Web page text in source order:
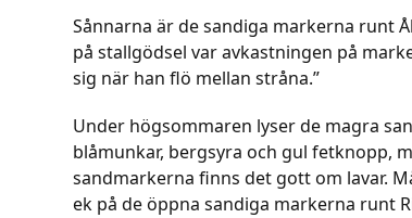
go
to
the
slide
Sånnarna är de sandiga markerna runt
på stallgödsel var avkastningen på
sig när han flö mellan stråna.”
Under högsommaren lyser de magra
blåmunkar, bergsyra och gul fetknopp,
sandmarkerna finns det gott om lavar.
ek på de öppna sandiga markerna runt